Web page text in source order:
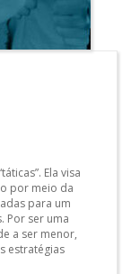
Ela visa
por meio da
para um
Por ser uma
a ser menor,
estratégias